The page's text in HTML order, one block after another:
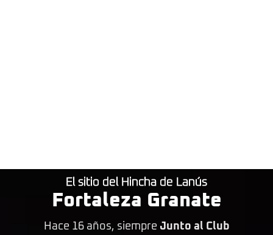
El sitio del Hincha de Lanús
Fortaleza Granate
Hace 16 años, siempre Junto al Club